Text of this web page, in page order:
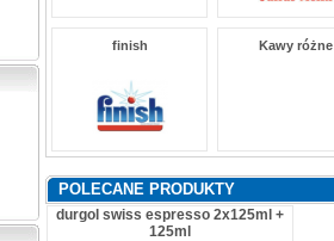
finish Kawy różne
POLECANE PRODUKTY
durgol swiss espresso 2x125ml +
125ml